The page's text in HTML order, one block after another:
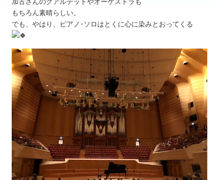
加古さんのクアルテットやオーケストラも
もちろん素晴らしい。
でも、やはり、ピアノ･ソロはとくに心に染みとおってくる